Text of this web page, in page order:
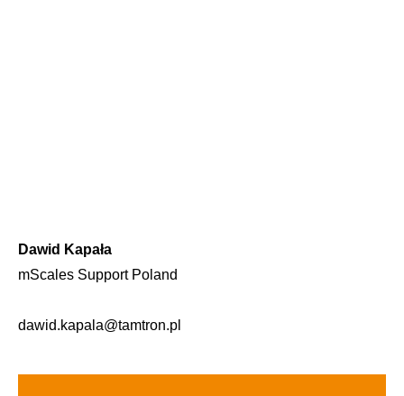
Dawid Kapała
mScales Support Poland
dawid.kapala@tamtron.pl